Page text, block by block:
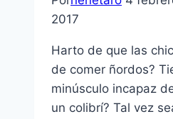
2017
Harto de que las
de comer ñordos?
minúsculo incapaz
un colibrí? Tal vez